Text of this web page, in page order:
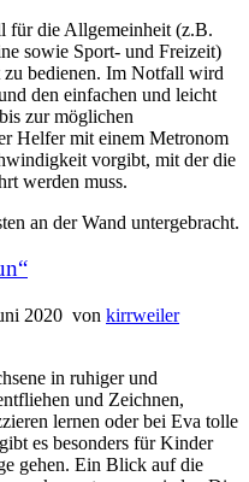
für die Allgemeinheit (z.B.
sowie Sport- und Freizeit)
bedienen. Im Notfall wird
den einfachen und leicht
zur möglichen
Helfer mit einem Metronom
vorgibt, mit der die
werden muss.
an der Wand untergebracht.
2020 von kirrweiler
in ruhiger und
und Zeichnen,
lernen oder bei Eva tolle
es besonders für Kinder
gehen. Ein Blick auf die